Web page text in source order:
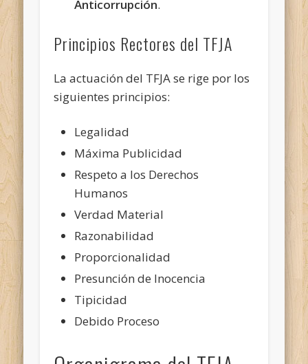
Anticorrupción.
Principios Rectores del TFJA
La actuación del TFJA se rige por los
siguientes principios:
Legalidad
Máxima Publicidad
Respeto a los Derechos
Humanos
Verdad Material
Razonabilidad
Proporcionalidad
Presunción de Inocencia
Tipicidad
Debido Proceso